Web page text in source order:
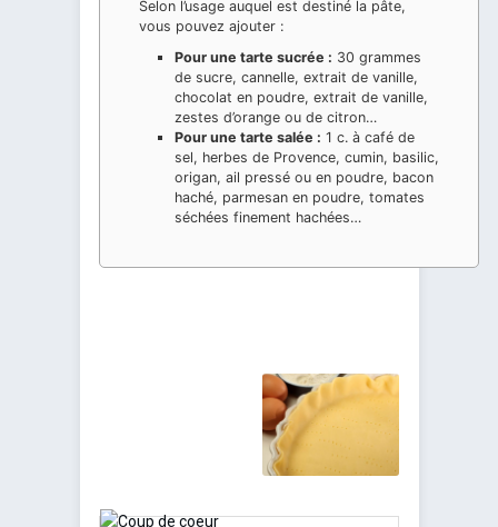
Selon l’usage auquel est destiné la pâte,
vous pouvez ajouter :
Pour une tarte sucrée : 30 grammes
de sucre, cannelle, extrait de vanille,
chocolat en poudre, extrait de vanille,
zestes d’orange ou de citron…
Pour une tarte salée : 1 c. à café de
sel, herbes de Provence, cumin, basilic,
origan, ail pressé ou en poudre, bacon
haché, parmesan en poudre, tomates
séchées finement hachées…